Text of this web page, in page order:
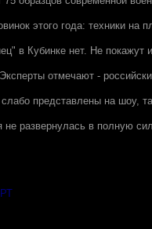
этого года: техники на
в Кубинке нет. Не покажут
отмечают -
представлены на шоу,
развернулась в полную